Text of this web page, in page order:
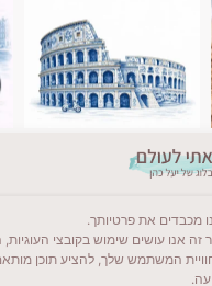
מכבדים את פרטיותך.
זה אנו עושים שימוש בקובצי
המשתמש שלך, להציע תוכן
קשר (לא בשבת)